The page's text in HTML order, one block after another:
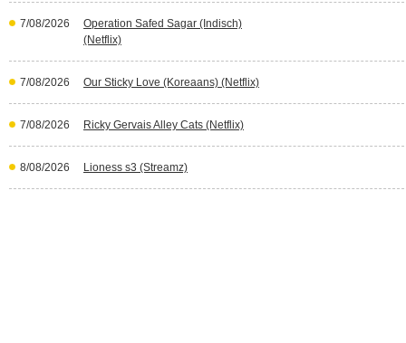
7/08/2026
Operation Safed Sagar (Indisch)
(Netflix)
7/08/2026 Our Sticky Love (Koreaans) (Netflix)
7/08/2026 Ricky Gervais Alley Cats (Netflix)
8/08/2026 Lioness s3 (Streamz)